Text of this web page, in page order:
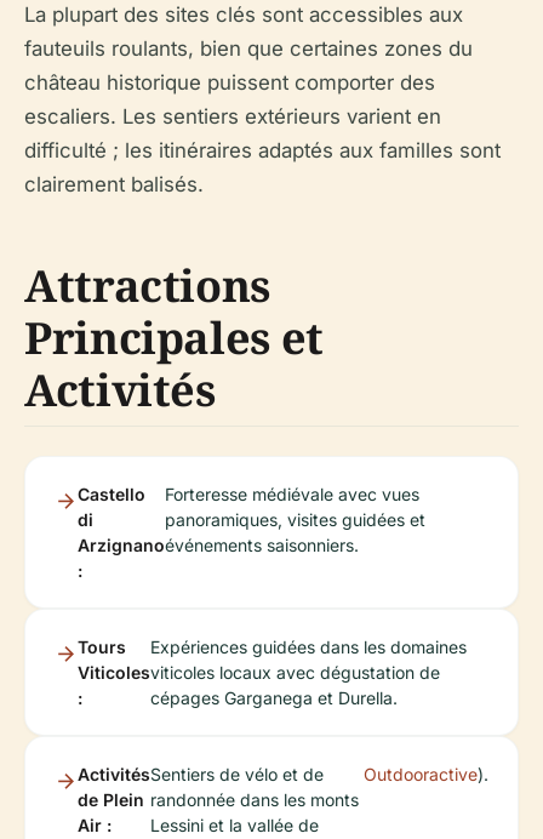
La plupart des sites clés sont accessibles aux
fauteuils roulants, bien que certaines zones du
château historique puissent comporter des
escaliers. Les sentiers extérieurs varient en
difficulté ; les itinéraires adaptés aux familles sont
clairement balisés.
Attractions
Principales et
Activités
Castello
di
Arzignano
:
Forteresse médiévale avec vues
panoramiques, visites guidées et
événements saisonniers.
Tours
Viticoles
:
Expériences guidées dans les domaines
viticoles locaux avec dégustation de
cépages Garganega et Durella.
Activités
de Plein
Air :
Sentiers de vélo et de
randonnée dans les monts
Lessini et la vallée de
Outdooractive).